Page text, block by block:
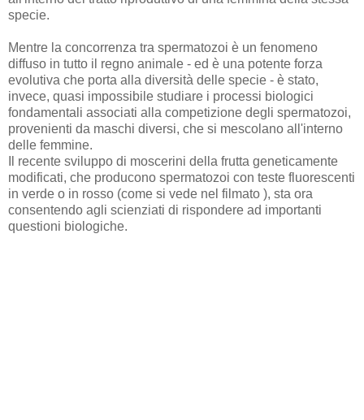
specie.
Mentre la concorrenza tra spermatozoi è un fenomeno
diffuso in tutto il regno animale - ed è una potente forza
evolutiva che porta alla diversità delle specie - è stato,
invece, quasi impossibile studiare i processi biologici
fondamentali associati alla competizione degli spermatozoi,
provenienti da maschi diversi, che si mescolano all'interno
delle femmine.
Il recente sviluppo di moscerini della frutta geneticamente
modificati, che producono spermatozoi con teste fluorescenti
in verde o in rosso (come si vede nel filmato ), sta ora
consentendo agli scienziati di rispondere ad importanti
questioni biologiche.